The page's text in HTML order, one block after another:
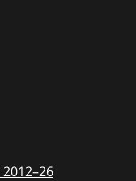
2012–26